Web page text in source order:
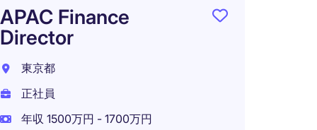
APAC Finance
Director
東京都
正社員
年収 1500万円 - 1700万円